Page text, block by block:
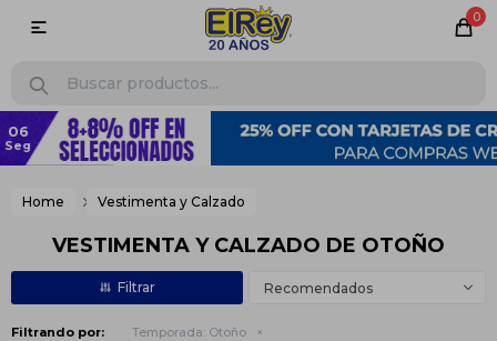
0

Home Vestimenta y Calzado
VESTIMENTA Y CALZADO DE OTOÑO
Recomendados
Filtrando por: Temporada: Otoño